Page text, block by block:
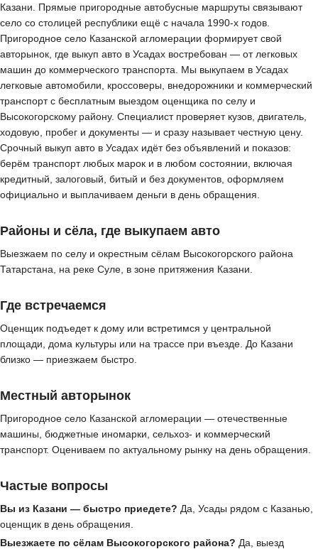
Казани. Прямые пригородные автобусные маршруты связывают
село со столицей республики ещё с начала 1990-х годов.
Пригородное село Казанской агломерации формирует свой
авторынок, где выкуп авто в Усадах востребован — от легковых
машин до коммерческого транспорта. Мы выкупаем в Усадах
легковые автомобили, кроссоверы, внедорожники и коммерческий
транспорт с бесплатным выездом оценщика по селу и
Высокогорскому району. Специалист проверяет кузов, двигатель,
ходовую, пробег и документы — и сразу называет честную цену.
Срочный выкуп авто в Усадах идёт без объявлений и показов:
берём транспорт любых марок и в любом состоянии, включая
кредитный, залоговый, битый и без документов, оформляем
официально и выплачиваем деньги в день обращения.
Районы и сёла, где выкупаем авто
Выезжаем по селу и окрестным сёлам Высокогорского района
Татарстана, на реке Суле, в зоне притяжения Казани.
Где встречаемся
Оценщик подъедет к дому или встретимся у центральной
площади, дома культуры или на трассе при въезде. До Казани
близко — приезжаем быстро.
Местный авторынок
Пригородное село Казанской агломерации — отечественные
машины, бюджетные иномарки, сельхоз- и коммерческий
транспорт. Оцениваем по актуальному рынку на день обращения.
Частые вопросы
Вы из Казани — быстро приедете? Да, Усады рядом с Казанью,
оценщик в день обращения.
Выезжаете по сёлам Высокогорского района? Да, выезд